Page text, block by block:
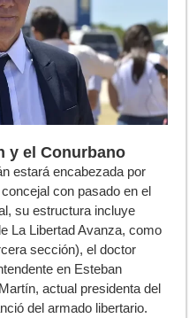
y el Conurbano
estará encabezada por
con pasado en el
su estructura incluye
La Libertad Avanza, como
sección), el doctor
en Esteban
actual presidenta del
del armado libertario.